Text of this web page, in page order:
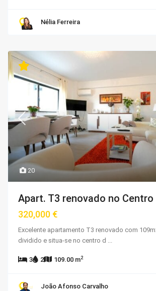
Nélia Ferreira
20
Apart. T3 renovado no Centro
320,000 €
Excelente apartamento T3 renovado com
dividido e situa-se no centro d ...
3 2 109.00 m2
João Afonso Carvalho